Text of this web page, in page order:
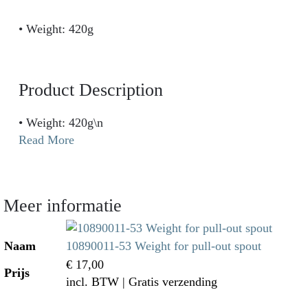
Product Description
• Weight: 420g\n
Read More
• Weight: 420g
Meer informatie
Naam
10890011-53 Weight for pull-out spout
Prijs
€ 17,00
incl. BTW | Gratis verzending